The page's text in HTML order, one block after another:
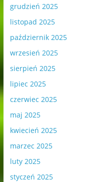
grudzień 2025
listopad 2025
październik 2025
wrzesień 2025
sierpień 2025
lipiec 2025
czerwiec 2025
maj 2025
kwiecień 2025
marzec 2025
luty 2025
styczeń 2025